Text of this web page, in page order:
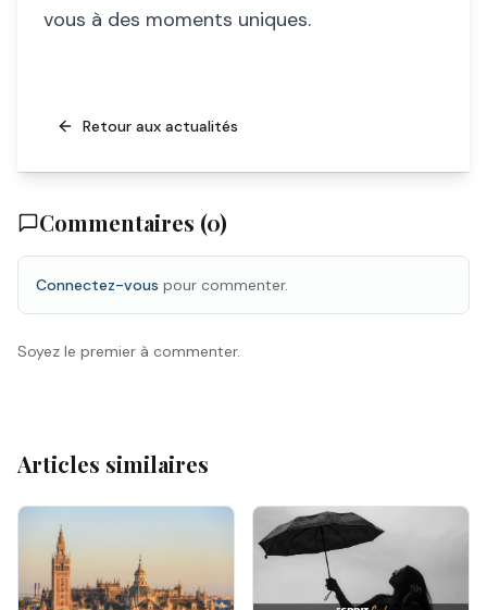
vous à des moments uniques.
Retour aux actualités
Commentaires (0)
Connectez-vous pour commenter.
Soyez le premier à commenter.
Articles similaires